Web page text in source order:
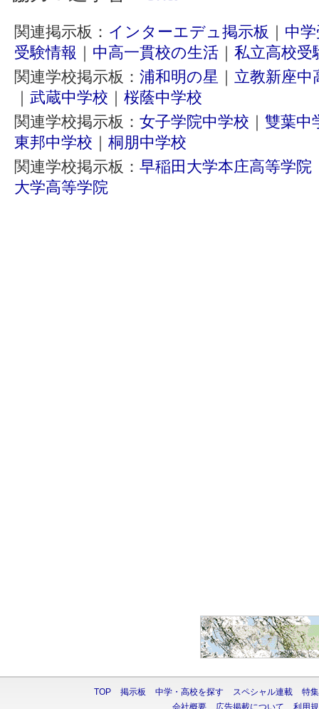
関連掲示板： インターエデュ掲示板 ｜ 中
受験情報 ｜ 中高一貫校の生活 ｜ 私立高校受
関連学校掲示板： 浦和明の星 ｜ 立教新座中
｜ 武蔵中学校 ｜ 桜蔭中学校
関連学校掲示板： 女子学院中学校 ｜ 雙葉中
東邦中学校 ｜ 桐朋中学校
関連学校掲示板： 早稲田大学本庄高等学院
大学高等学院
TOP 掲示板 中学・高校を探す スペシャル連載
特集
会社概要
広告掲載について 利用